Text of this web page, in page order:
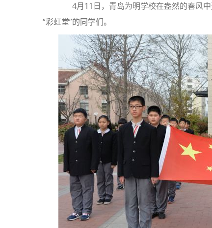
4月11日，青岛为明学校在盎然的春风中
“彩虹堂”的同学们。